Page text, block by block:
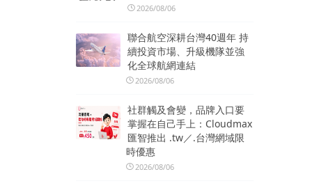
2026/08/06
聯合航空深耕台灣40週年 持
續投資市場、升級機隊並強
化全球航網連結
2026/08/06
社群觸及會變，品牌入口要
掌握在自己手上：Cloudmax
匯智推出 .tw／.台灣網域限
時優惠
2026/08/06